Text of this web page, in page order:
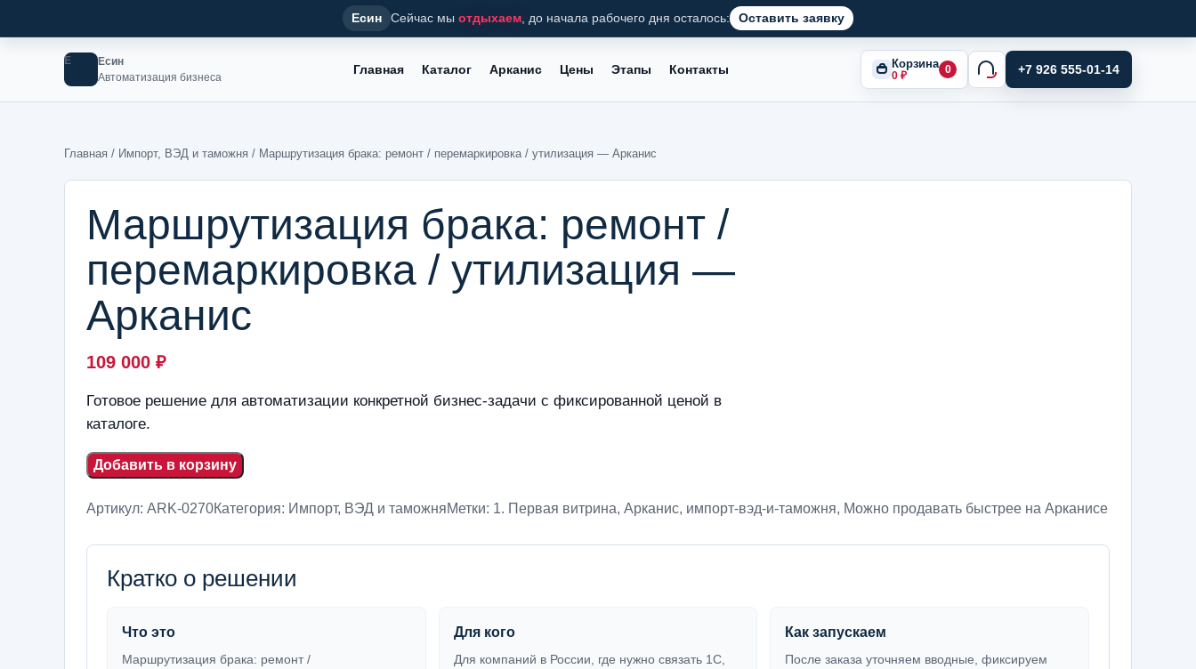
Есин Сейчас мы отдыхаем , до начала рабочего дня осталось: Оставить заявку
Е
Есин
Автоматизация бизнеса
Главная Каталог Арканис Цены Этапы Контакты Корзина
0 ₽ 0 +7 926 555-01-14
Главная / Импорт, ВЭД и таможня / Маршрутизация брака: ремонт / перемаркировка / утилизация — Арканис
Маршрутизация брака: ремонт /
перемаркировка / утилизация —
Арканис
109 000 ₽
Готовое решение для автоматизации конкретной бизнес-задачи с фиксированной ценой в
каталоге.
Добавить в корзину
Артикул: ARK-0270Категория: Импорт, ВЭД и таможняМетки: 1. Первая витрина, Арканис, импорт-вэд-и-таможня, Можно продавать быстрее на Арканисе
Кратко о решении
Что это
Маршрутизация брака: ремонт /
Для кого
Для компаний в России, где нужно связать 1С,
Как запускаем
После заказа уточняем вводные, фиксируем